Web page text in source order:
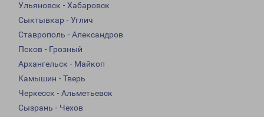
Ульяновск - Хабаровск
Сыктывкар - Углич
Ставрополь - Александров
Псков - Грозный
Архангельск - Майкоп
Камышин - Тверь
Черкесск - Альметьевск
Сызрань - Чехов